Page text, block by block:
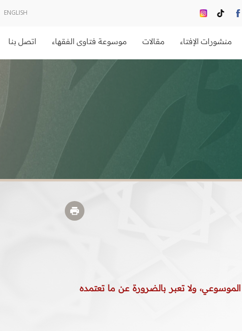
ENGLISH
منشورات الإفتاء مقالات موسوعة فتاوى الفقهاء اتصل بنا
ولا تعبر بالضرورة عن ما تعتمده